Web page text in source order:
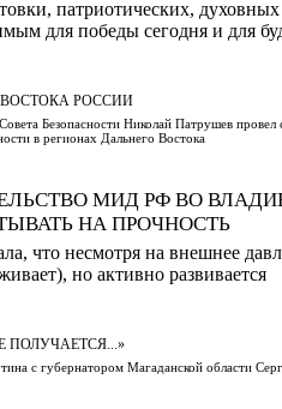
патриотических,
для победы сегодня и для
РОССИИ
Безопасности Николай Патрушев
в регионах Дальнего Востока
МИД РФ ВО
НА ПРОЧНОСТЬ
что несмотря на внешнее
но активно развивается
ПОЛУЧАЕТСЯ...»
с губернатором Магаданской области